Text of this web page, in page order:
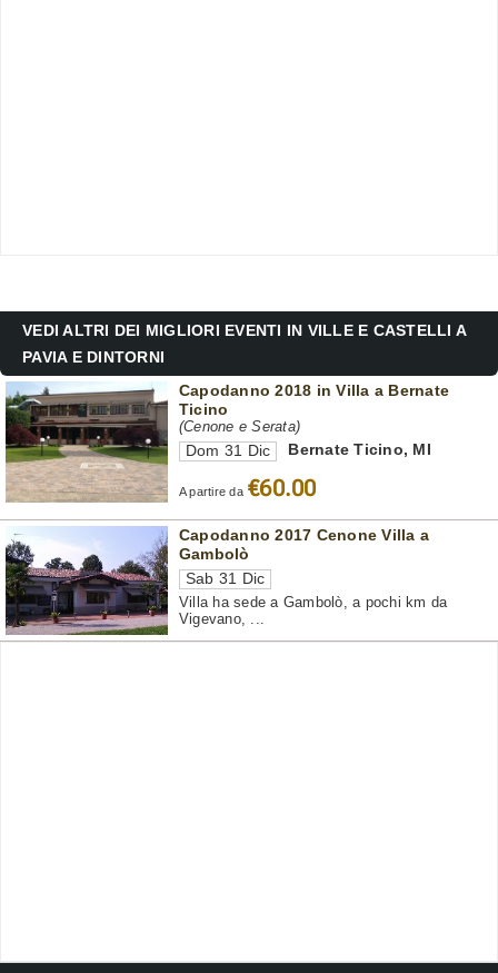
VEDI ALTRI DEI MIGLIORI EVENTI IN VILLE E CASTELLI A
PAVIA E DINTORNI
Capodanno 2018 in Villa a Bernate
Ticino
(Cenone e Serata)
Dom 31 Dic Bernate Ticino, MI
A partire da €60.00
Capodanno 2017 Cenone Villa a
Gambolò
Sab 31 Dic
Villa ha sede a Gambolò, a pochi km da
Vigevano, ...